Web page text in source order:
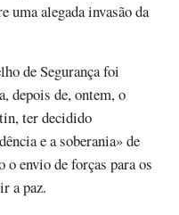
uma alegada invasão da
de Segurança foi
depois de, ontem, o
ter decidido
e a soberania» de
o envio de forças para os
a paz.